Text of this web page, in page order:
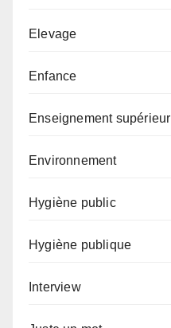
Elevage
Enfance
Enseignement supérieur
Environnement
Hygiène public
Hygiène publique
Interview